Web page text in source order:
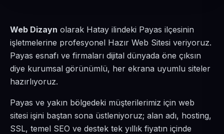
Web Dizayn olarak Hatay ilindeki Payas ilçesinin
işletmelerine profesyonel Hazır Web Sitesi veriyoruz.
Payas esnafı ve firmaları dijital dünyada öne çıksın
diye kurumsal görünümlü, her ekrana uyumlu siteler
hazırlıyoruz.
Payas ve yakın bölgedeki müşterilerimiz için web
sitesi işini baştan sona üstleniyoruz; alan adı, hosting,
SSL, temel SEO ve destek tek yıllık fiyatın içinde